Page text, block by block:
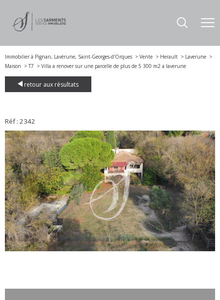
Immobilier à Pignan, Lavérune, Saint-Georges-d'Orques Vente Herault
Laverune
Maison
T7 Villa a renover sur une parcelle de plus de 5 300 m2 a laverune
retour aux résultats
Réf : 2342